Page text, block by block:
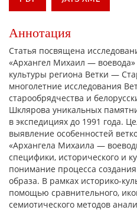
Аннотация
Статья посвящена
«Архангел Михаил —
культуры региона Ветки —
многолетние исследования
старообрядчества и
Шклярова уникальных
в экспедициях до 1991 года.
выявление особенностей
«Архангела Михаила —
специфики, исторического и
понимание процесса
образа. В рамках историко-
помощью сравнительного,
семиотического методов